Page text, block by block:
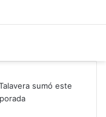
sumó este